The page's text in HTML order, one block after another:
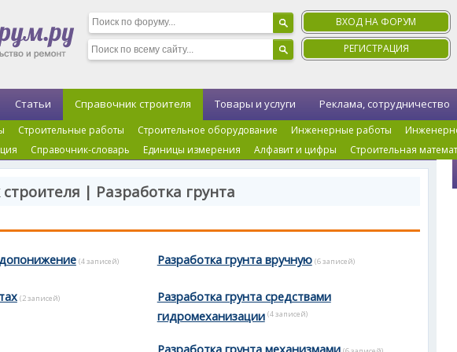
ВХОД НА ФОРУМ
РЕГИСТРАЦИЯ
Статьи Справочник строителя
Строительные работы Строительное оборудование Инженерные работы
Справочник-словарь Единицы измерения Алфавит и цифры Строительная
Товары и услуги Реклама, сотрудничество
| Разработка грунта
(4 записей)
(2 записей)
Разработка грунта вручную (6 записей)
Разработка грунта средствами
гидромеханизации (4 записей)
Разработка грунта механизмами